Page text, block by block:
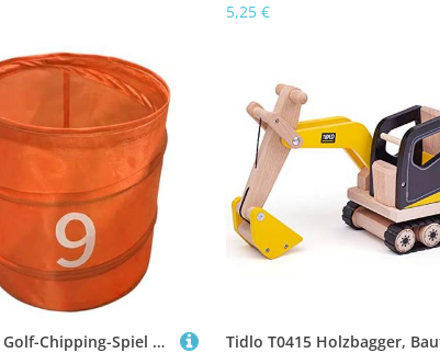
5,25 €
Eimer für Golf-Chipping-Spiel – 30 x 30 x 30 cm, faltbarer Outdoor-Golf-Chipping-Spiel-Eimer, Oxford-Gewebe, Trainings-Organizer, Ausrüstung für Frauen, Erwachsene, Anfänger, Kinder, Männer, Familie